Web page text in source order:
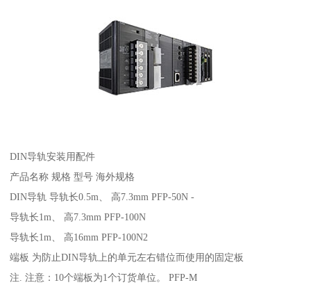
DIN导轨安装用配件
产品名称 规格 型号 海外规格
DIN导轨 导轨长0.5m、 高7.3mm PFP-50N -
导轨长1m、 高7.3mm PFP-100N
导轨长1m、 高16mm PFP-100N2
端板 为防止DIN导轨上的单元左右错位而使用的固定板
注. 注意：10个端板为1个订货单位。 PFP-M